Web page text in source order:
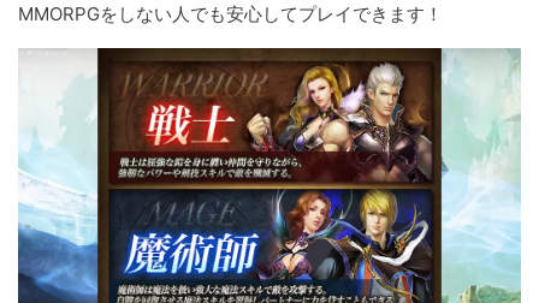
MMORPGをしない人でも安心してプレイできます！